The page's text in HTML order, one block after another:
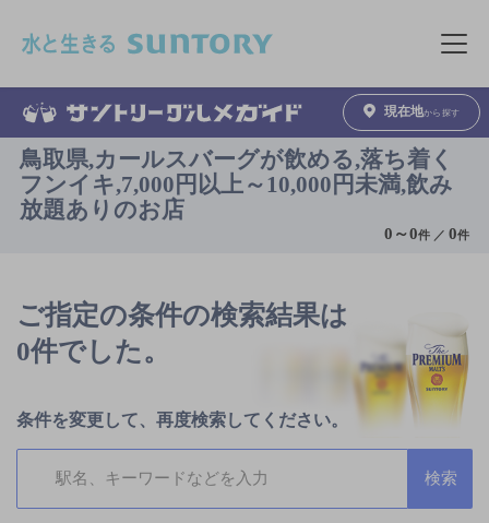
メニュ
現在地から探す
鳥取県,カールスバーグが飲める,落ち着く
フンイキ,7,000円以上～10,000円未満,飲み
放題ありのお店
0 ～0件 ／0件
ご指定の条件の検索結果は
0件でした。
条件を変更して、再度検索してください。